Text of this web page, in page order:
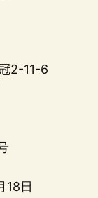
2-11-6
日